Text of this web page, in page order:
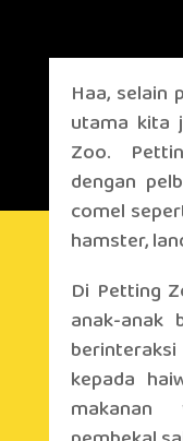
Haa, selain
utama kita
Zoo.
dengan
comel
hamster,
Di Petting
anak-anak
kepada
makanan